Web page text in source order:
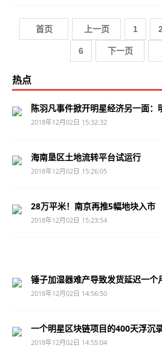
首页 上一页 1 2
6 下一页
热点
陈羽凡事件掀开明星经济另一面：
2018年12月02日 15:32:32
海南垦区土地流转平台试运行
2018年12月02日 15:26:05
28万平米！南京再推5幅地块入市
2018年12月02日 15:23:54
锤子加湿器难产导致发货延迟一个
2018年12月02日 14:56:50
一个明星区块链项目的400天浮沉
2018年12月02日 14:55:04